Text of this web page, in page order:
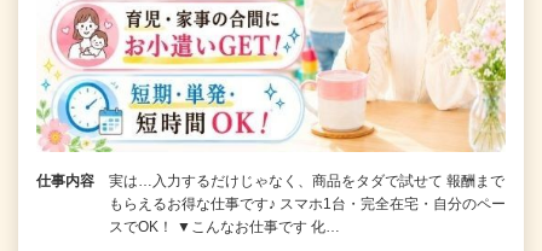
仕事内容
実は…入力するだけじゃなく、商品をタダで試せて 報酬まで
もらえるお得な仕事です♪ スマホ1台・完全在宅・自分のペー
スでOK！ ▼こんなお仕事です 化…